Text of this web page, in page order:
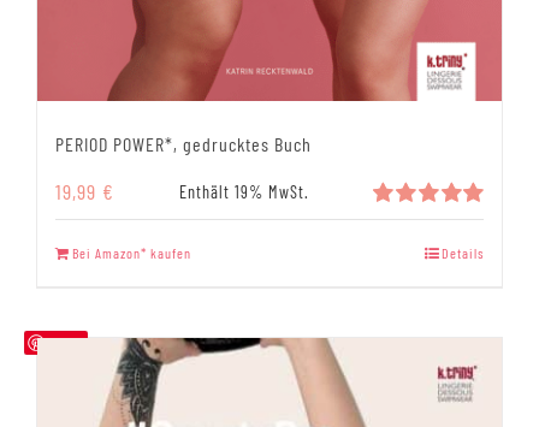
PERIOD POWER*, gedrucktes Buch
Bewertet
5.00
19,99 € Enthält 19% MwSt.
Bei Amazon* kaufen Details
Save